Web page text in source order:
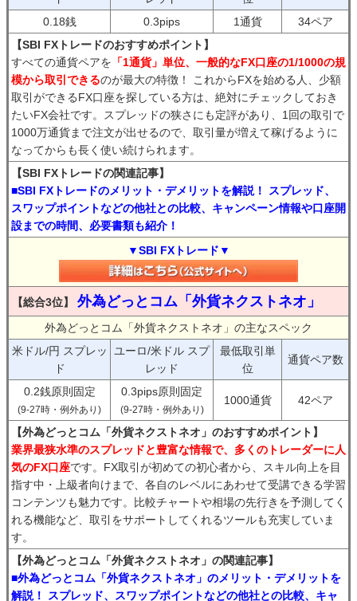
0.18銭
0.3pips 1通貨
34ペア
【SBI FXトレードのおすすめポイント】
すべての通貨ペアを 「1通貨」単位、一般的なFX口座の1/1000の規
模から取引できるのが最大の特徴！ これからFXを始める人、少額
取引ができるFX口座を探している方は、絶対にチェックしておき
たいFX会社です。スプレッドの狭さにも定評があり、1回の取引で
1000万通貨まで注文が出せるので、取引量が増えて稼げるように
なってからも長く使い続けられます。
【SBI FXトレードの関連記事】
■SBI FXトレードのメリット・デメリットを解説！ スプレッド、
スワップポイントなどの他社との比較、キャンペーン情報や口座開
設までの時間、必要書類も紹介！
▼SBI FXトレード▼
【総合3位】 外為どっとコム「外貨ネクストネオ」
外為どっとコム「外貨ネクストネオ」の主なスペック
米ドル/円 スプレッ
ド
ユーロ/米ドル スプ
レッド
最低取引単
位
通貨ペア数
0.2銭原則固定
(9-27時・例外あり)
0.3pips原則固定
(9-27時・例外あり)
1000通貨 42ペア
【外為どっとコム「外貨ネクストネオ」のおすすめポイント】
業界最狭水準のスプレッドと豊富な情報で、多くのトレーダーに人
気のFX口座です。FX取引が初めての初心者から、スキル向上を目
指す中・上級者向けまで、各自のレベルにあわせて受講できる学習
コンテンツも魅力です。比較チャートや相場の先行きを予測してく
れる機能など、取引をサポートしてくれるツールも充実していま
す。
【外為どっとコム「外貨ネクストネオ」の関連記事】
■外為どっとコム「外貨ネクストネオ」のメリット・デメリットを
解説！ スプレッド、スワップポイントなどの他社との比較、キャ